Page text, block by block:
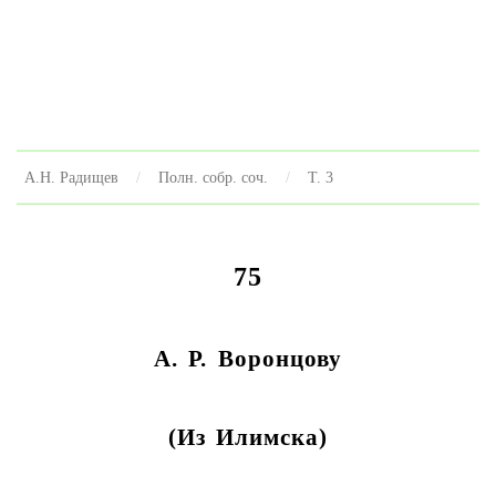
А.Н. Радищев Полн. собр. соч. Т. 3
75
А. Р. Воронцову
(Из Илимска)